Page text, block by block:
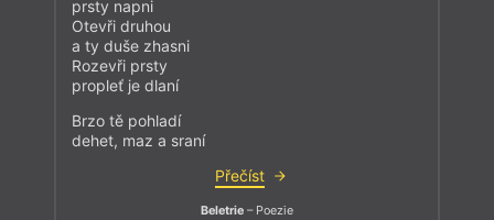
prsty napni
Otevři druhou
a ty duše zhasni
Rozevři prsty
propleť je dlaní
Brzo tě pohladí
dehet, maz a sraní
Přečíst
Beletrie – Poezie